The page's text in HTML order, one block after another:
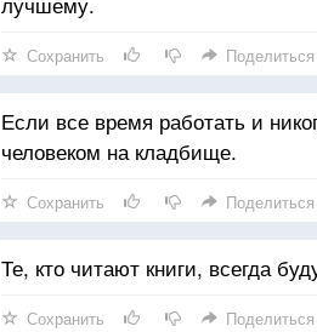
Сохранить Поделиться
Если все время работать и
человеком на кладбище.
Сохранить Поделиться
Те, кто читают книги, всегда
Сохранить Поделиться